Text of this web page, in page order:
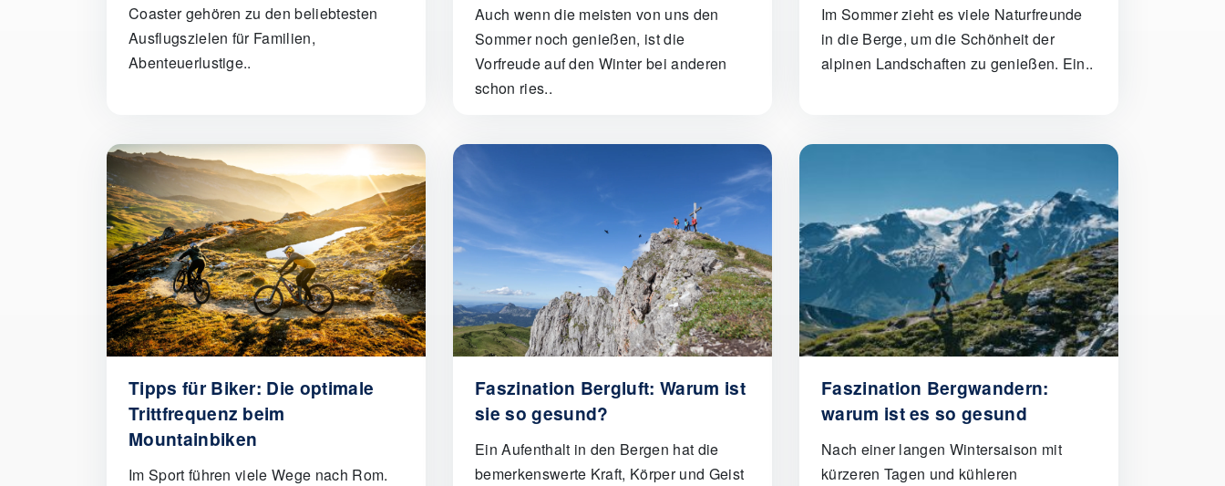
Coaster gehören zu den beliebtesten
Ausflugszielen für Familien,
Abenteuerlustige..
Auch wenn die meisten von uns den
Sommer noch genießen, ist die
Vorfreude auf den Winter bei anderen
schon ries..
Im Sommer zieht es viele Naturfreunde
in die Berge, um die Schönheit der
alpinen Landschaften zu genießen. Ein..
Tipps für Biker: Die optimale
Trittfrequenz beim
Mountainbiken
Im Sport führen viele Wege nach Rom.
Faszination Bergluft: Warum ist
sie so gesund?
Ein Aufenthalt in den Bergen hat die
bemerkenswerte Kraft, Körper und Geist
Faszination Bergwandern:
warum ist es so gesund
Nach einer langen Wintersaison mit
kürzeren Tagen und kühleren